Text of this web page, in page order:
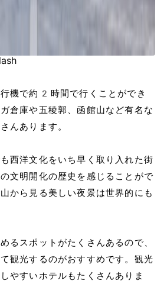
機で約2時間で行くことができ
倉庫や五稜郭、函館山など有名な
んあります。
西洋文化をいち早く取り入れた街
文明開化の歴史を感じることがで
から見る美しい夜景は世界的にも
るスポットがたくさんあるので、
観光するのがおすすめです。観光
やすいホテルもたくさんありま